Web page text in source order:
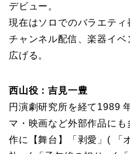
デビュー。
現在はソロでのバラエテ
チャンネル配信、楽器イ
広げる。
西山役：吉見一豊
円演劇研究所を経て1989
マ・映画など外部作品に
作に【舞台】「剥愛」( 「